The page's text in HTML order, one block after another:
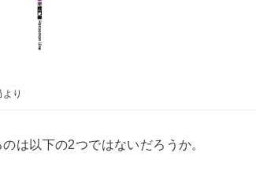
り
は以下の2つではないだろうか。